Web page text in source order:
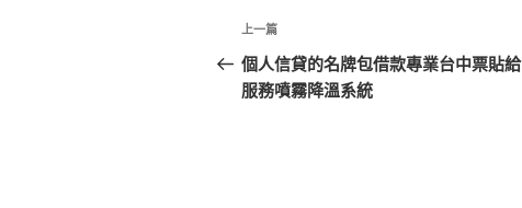
文
章
導
上
一
篇
上一篇
個人信貸的名牌包借款專業台中票貼給
服務噴霧降溫系統